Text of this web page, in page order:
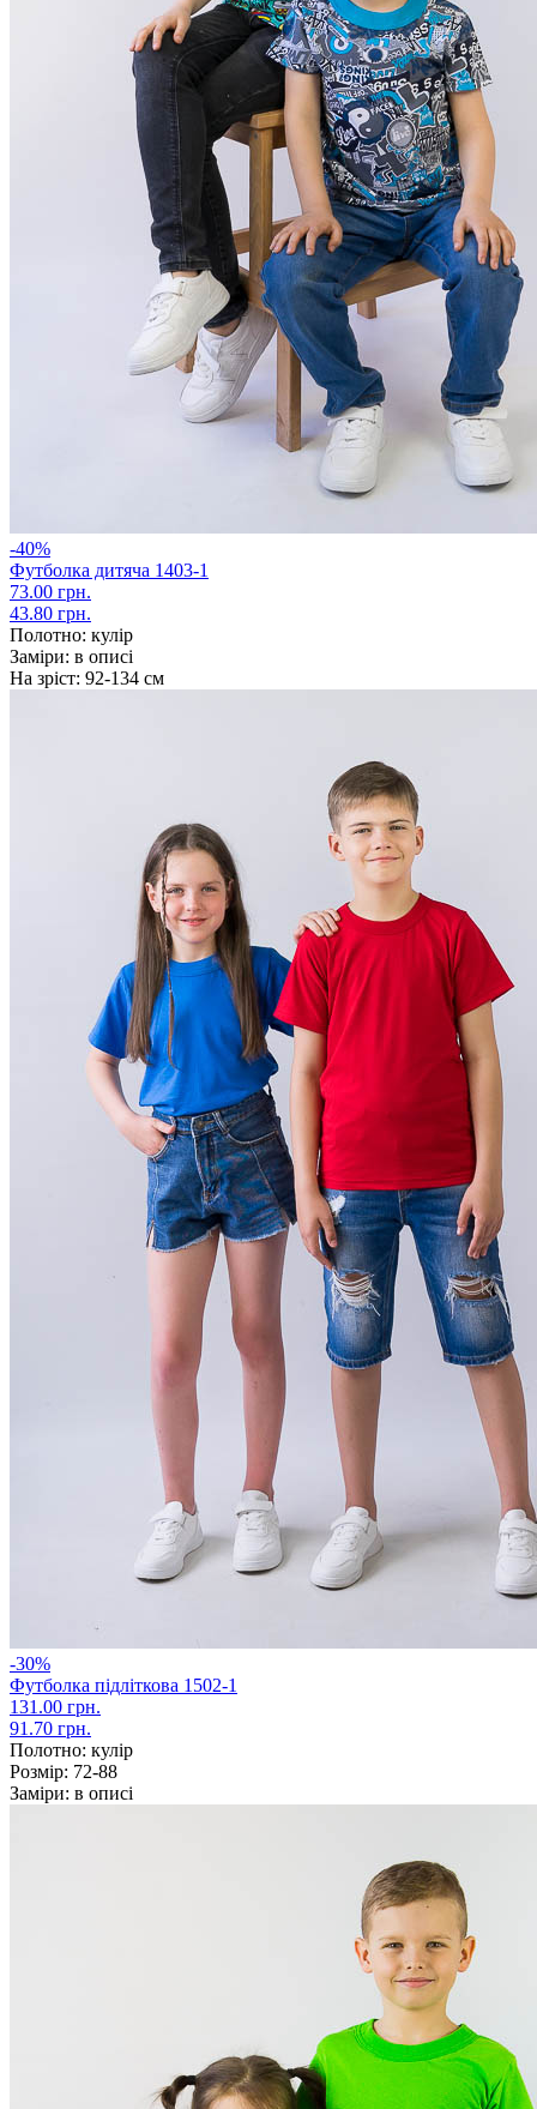
-40%
Футболка дитяча 1403-1
73.00 грн.
43.80 грн.
Полотно: кулір
Заміри: в описі
На зріст: 92-134 см
-30%
Футболка підліткова 1502-1
131.00 грн.
91.70 грн.
Полотно: кулір
Розмір: 72-88
Заміри: в описі